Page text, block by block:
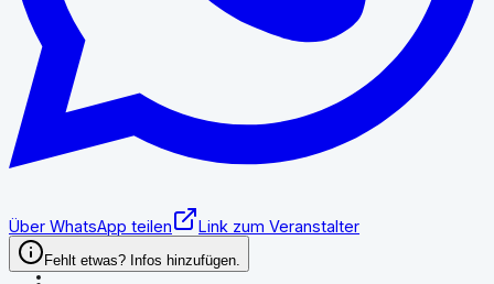
Über WhatsApp teilen Link zum Veranstalter
Fehlt etwas? Infos hinzufügen.